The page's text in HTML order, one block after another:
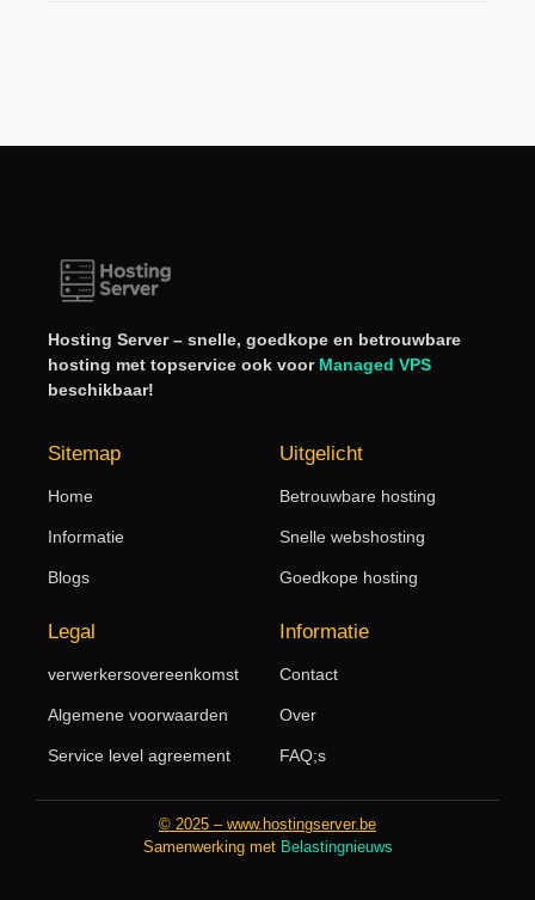
Hosting Server – snelle, goedkope en betrouwbare
hosting met topservice ook voor Managed VPS
beschikbaar!
Sitemap
Home
Informatie
Blogs
Uitgelicht
Betrouwbare hosting
Snelle webshosting
Goedkope hosting
Legal
verwerkersovereenkomst
Algemene voorwaarden
Service level agreement
Informatie
Contact
Over
FAQ;s
© 2025 – www.hostingserver.be
Samenwerking met Belastingnieuws